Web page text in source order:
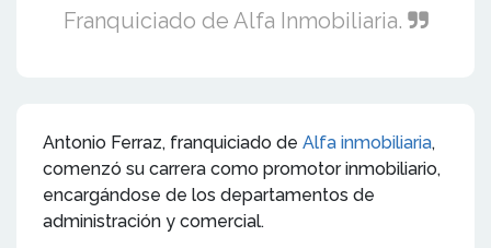
Franquiciado de Alfa Inmobiliaria.
Antonio Ferraz, franquiciado de Alfa inmobiliaria,
comenzó su carrera como promotor inmobiliario,
encargándose de los departamentos de
administración y comercial.